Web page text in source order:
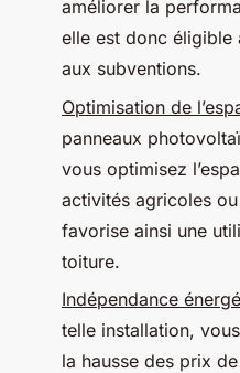
améliorer la
elle est donc éligible
aux subventions.
Optimisation de
panneaux
vous optimisez
activités agricoles
favorise ainsi une
toiture.
Indépendance
telle installation,
la hausse des prix